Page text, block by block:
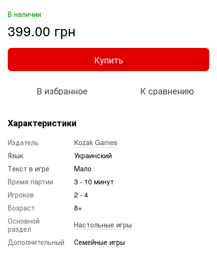
В наличии
399.00 грн
Купить
В избранное К сравнению
Характеристики
Издатель
Kozak Games
Язык
Украинский
Текст в игре
Мало
Время партии
3 - 10 минут
Игроков
2 - 4
Возраст
8+
Основной
раздел
Настольные игры
Дополнительный
Семейные игры